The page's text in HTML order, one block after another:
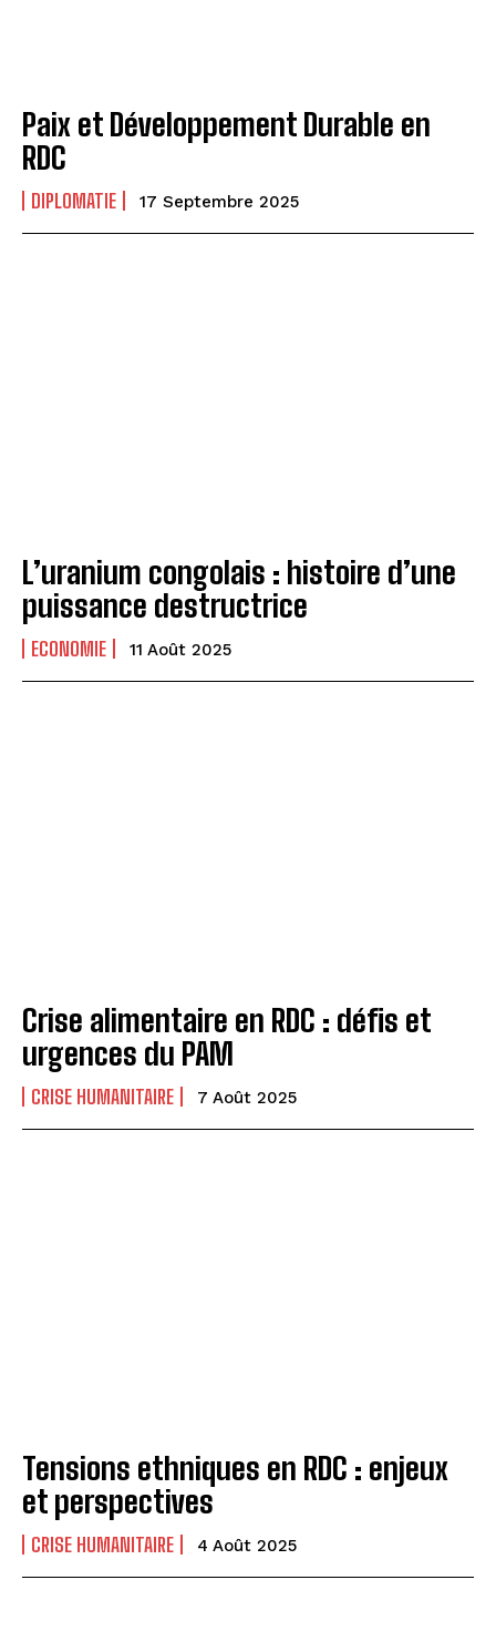
Paix et Développement Durable en
RDC
DIPLOMATIE 17 Septembre 2025
L’uranium congolais : histoire d’une
puissance destructrice
ECONOMIE 11 Août 2025
Crise alimentaire en RDC : défis et
urgences du PAM
CRISE HUMANITAIRE 7 Août 2025
Tensions ethniques en RDC : enjeux
et perspectives
CRISE HUMANITAIRE 4 Août 2025